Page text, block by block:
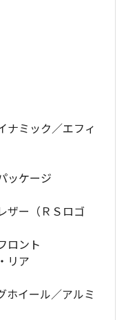
ナミック／エフィ
ッケージ
ザー（ＲＳロゴ
ロント
リア
イール／アルミ